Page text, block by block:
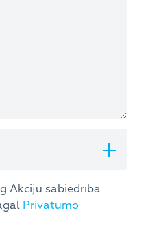
Akciju sabiedrība
Privatumo